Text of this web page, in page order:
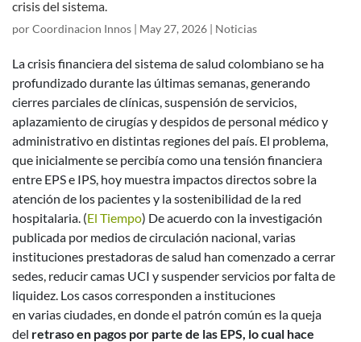
crisis del sistema.
porCoordinacion Innos | May 27, 2026 | Noticias
La crisis financiera del sistema de salud colombiano se ha
profundizado durante las últimas semanas, generando
cierres parciales de clínicas, suspensión de servicios,
aplazamiento de cirugías y despidos de personal médico y
administrativo en distintas regiones del país. El problema,
que inicialmente se percibía como una tensión financiera
entre EPS e IPS, hoy muestra impactos directos sobre la
atención de los pacientes y la sostenibilidad de la red
hospitalaria. (El Tiempo) De acuerdo con la investigación
publicada por medios de circulación nacional, varias
instituciones prestadoras de salud han comenzado a cerrar
sedes, reducir camas UCI y suspender servicios por falta de
liquidez. Los casos corresponden a instituciones
en varias ciudades, en donde el patrón común es la queja
del retraso en pagos por parte de las EPS, lo cual hace